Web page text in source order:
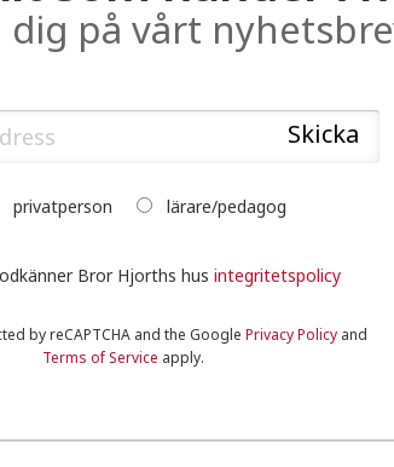
dig på vårt
privatperson lärare/pedagog
Bror Hjorths hus integritetspolicy
by reCAPTCHA and the GooglePrivacy Policy and
Terms of Service apply.